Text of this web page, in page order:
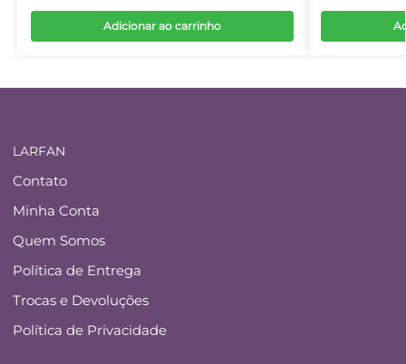
Adicionar ao carrinho
LARFAN
Contato
Minha Conta
Quem Somos
Política de Entrega
Trocas e Devoluções
Política de Privacidade